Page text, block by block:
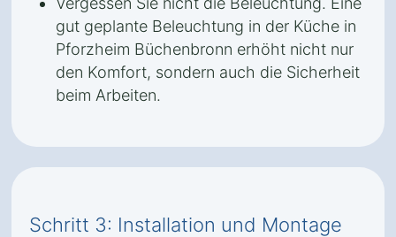
gut geplante Beleuchtung in der Küche in
Pforzheim Büchenbronn erhöht nicht nur
den Komfort, sondern auch die Sicherheit
beim Arbeiten.
Schritt 3: Installation und Montage